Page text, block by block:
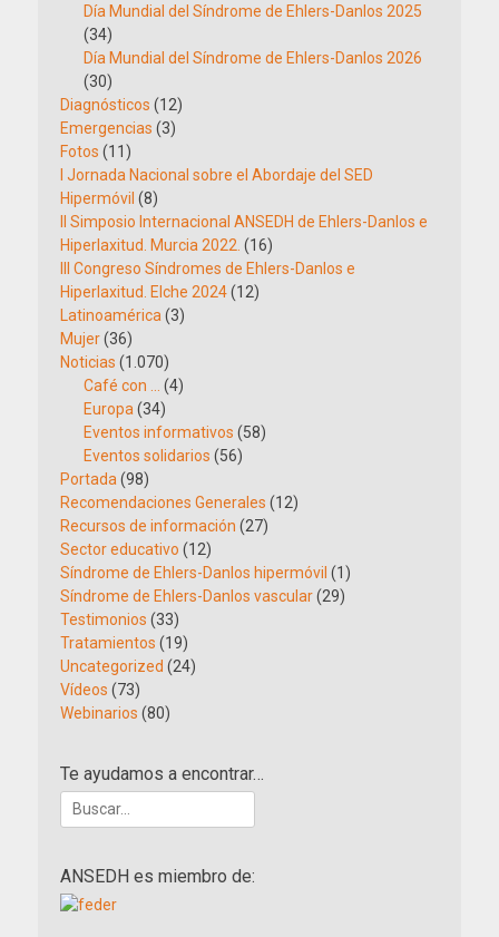
Día Mundial del Síndrome de Ehlers-Danlos 2025
(34)
Día Mundial del Síndrome de Ehlers-Danlos 2026
(30)
Diagnósticos (12)
Emergencias (3)
Fotos (11)
I Jornada Nacional sobre el Abordaje del SED
Hipermóvil (8)
II Simposio Internacional ANSEDH de Ehlers-Danlos e
Hiperlaxitud. Murcia 2022. (16)
III Congreso Síndromes de Ehlers-Danlos e
Hiperlaxitud. Elche 2024(12)
Latinoamérica (3)
Mujer(36)
Noticias (1.070)
Café con …
(4)
Europa (34)
Eventos informativos (58)
Eventos solidarios (56)
Portada (98)
Recomendaciones Generales (12)
Recursos de información (27)
Sector educativo (12)
Síndrome de Ehlers-Danlos hipermóvil (1)
Síndrome de Ehlers-Danlos vascular(29)
Testimonios (33)
Tratamientos (19)
Uncategorized (24)
Vídeos (73)
Webinarios (80)
Te ayudamos a encontrar…
Buscar:
ANSEDH es miembro de: